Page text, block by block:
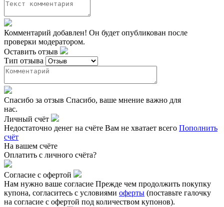
Комментарий добавлен! Он будет опубликован после
проверки модератором.
Оставить отзыв
Тип отзыва
Спасибо за отзыв Спасибо, ваше мнение важно для
нас.
Личный счёт
Недостаточно денег на счёте Вам не хватает всего Пополнить
счёт
На вашем счёте
Оплатить с личного счёта?
Согласие с офертой
Нам нужно ваше согласие Прежде чем продолжить покупку
купона, согласитесь с условиями оферты (поставьте галочку
на согласие с офертой под количеством купонов).